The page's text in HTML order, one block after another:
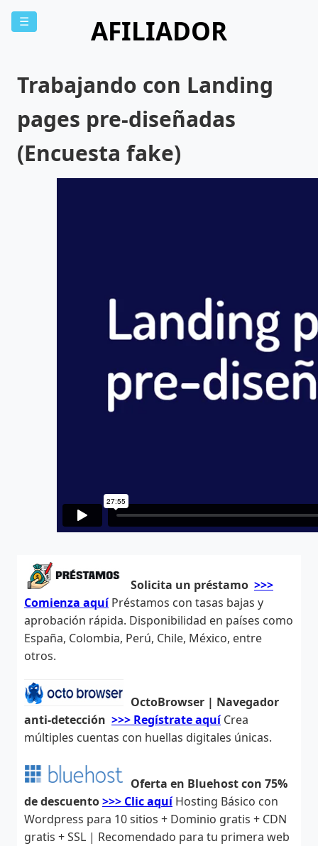
☰ AFILIADOR
Trabajando con Landing
pages pre-diseñadas
(Encuesta fake)
Solicita un préstamo >>>
Comienza aquíPréstamos con tasas bajas y
aprobación rápida. Disponibilidad en países como
España, Colombia, Perú, Chile, México, entre
otros.
OctoBrowser | Navegador
anti-detección >>> Regístrate aquíCrea
múltiples cuentas con huellas digitales únicas.
Oferta en Bluehost con 75%
de descuento>>> Clic aquíHosting Básico con
Wordpress para 10 sitios + Dominio gratis + CDN
gratis + SSL | Recomendado para tu primera web